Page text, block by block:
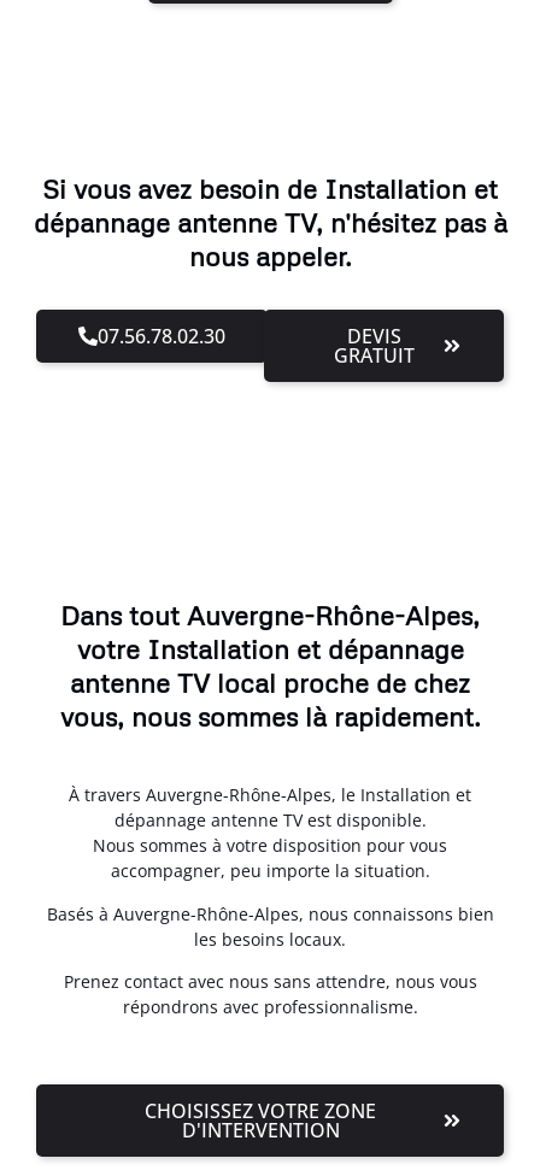
Si vous avez besoin de Installation et
dépannage antenne TV, n'hésitez pas à
nous appeler.
07.56.78.02.30 DEVIS
GRATUIT
Dans tout Auvergne-Rhône-Alpes,
votre Installation et dépannage
antenne TV local proche de chez
vous, nous sommes là rapidement.
À travers Auvergne-Rhône-Alpes, le Installation et
dépannage antenne TV est disponible.
Nous sommes à votre disposition pour vous
accompagner, peu importe la situation.
Basés à Auvergne-Rhône-Alpes, nous connaissons bien
les besoins locaux.
Prenez contact avec nous sans attendre, nous vous
répondrons avec professionnalisme.
CHOISISSEZ VOTRE ZONE
D'INTERVENTION